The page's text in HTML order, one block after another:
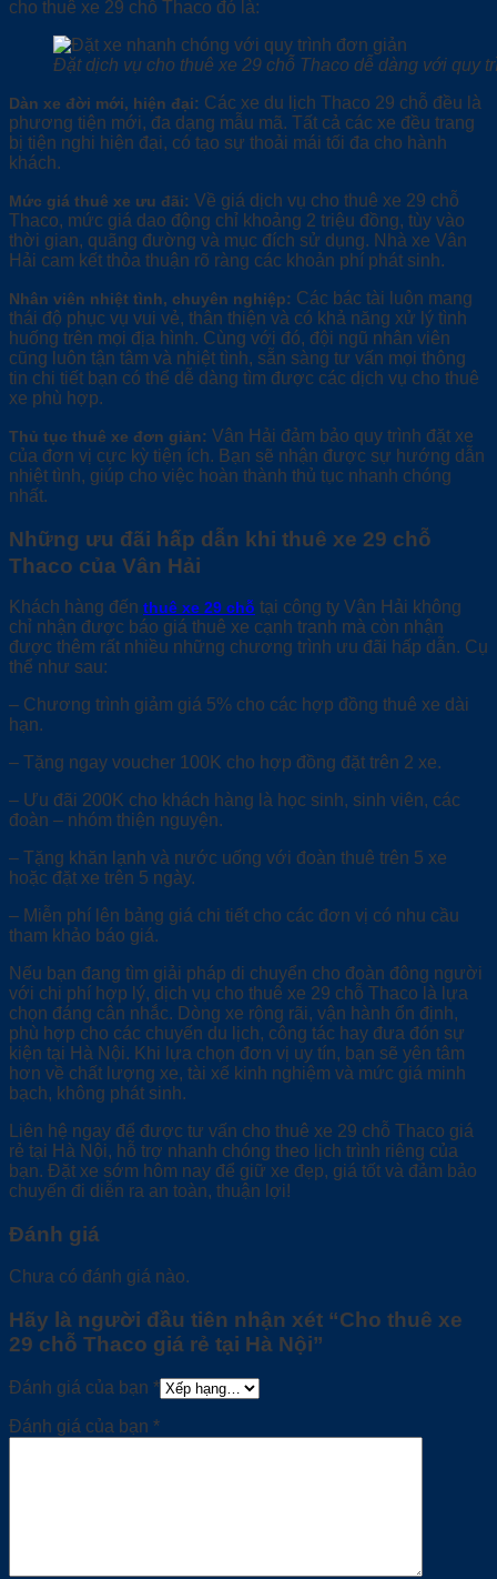
cho thuê xe 29 chỗ Thaco đó là:
Đặt dịch vụ cho thuê xe 29 chỗ Thaco dễ dàng với quy
Dàn xe đời mới, hiện đại: Các xe du lịch Thaco 29 chỗ đều là
phương tiện mới, đa dạng mẫu mã. Tất cả các xe đều trang
bị tiện nghi hiện đại, có tạo sự thoải mái tối đa cho hành
khách.
Mức giá thuê xe ưu đãi: Về giá dịch vụ cho thuê xe 29 chỗ
Thaco, mức giá dao động chỉ khoảng 2 triệu đồng, tùy vào
thời gian, quãng đường và mục đích sử dụng. Nhà xe Vân
Hải cam kết thỏa thuận rõ ràng các khoản phí phát sinh.
Nhân viên nhiệt tình, chuyên nghiệp: Các bác tài luôn mang
thái độ phục vụ vui vẻ, thân thiện và có khả năng xử lý tình
huống trên mọi địa hình. Cùng với đó, đội ngũ nhân viên
cũng luôn tận tâm và nhiệt tình, sẵn sàng tư vấn mọi thông
tin chi tiết bạn có thể dễ dàng tìm được các dịch vụ cho thuê
xe phù hợp.
Thủ tục thuê xe đơn giản: Vân Hải đảm bảo quy trình đặt xe
của đơn vị cực kỳ tiện ích. Bạn sẽ nhận được sự hướng dẫn
nhiệt tình, giúp cho việc hoàn thành thủ tục nhanh chóng
nhất.
Những ưu đãi hấp dẫn khi thuê xe 29 chỗ
Thaco của Vân Hải
Khách hàng đến thuê xe 29 chỗ tại công ty Vân Hải không
chỉ nhận được báo giá thuê xe cạnh tranh mà còn nhận
được thêm rất nhiều những chương trình ưu đãi hấp dẫn. Cụ
thể như sau:
– Chương trình giảm giá 5% cho các hợp đồng thuê xe dài
hạn.
– Tặng ngay voucher 100K cho hợp đồng đặt trên 2 xe.
– Ưu đãi 200K cho khách hàng là học sinh, sinh viên, các
đoàn – nhóm thiện nguyện.
– Tặng khăn lạnh và nước uống với đoàn thuê trên 5 xe
hoặc đặt xe trên 5 ngày.
– Miễn phí lên bảng giá chi tiết cho các đơn vị có nhu cầu
tham khảo báo giá.
Nếu bạn đang tìm giải pháp di chuyển cho đoàn đông người
với chi phí hợp lý, dịch vụ cho thuê xe 29 chỗ Thaco là lựa
chọn đáng cân nhắc. Dòng xe rộng rãi, vận hành ổn định,
phù hợp cho các chuyến du lịch, công tác hay đưa đón sự
kiện tại Hà Nội. Khi lựa chọn đơn vị uy tín, bạn sẽ yên tâm
hơn về chất lượng xe, tài xế kinh nghiệm và mức giá minh
bạch, không phát sinh.
Liên hệ ngay để được tư vấn cho thuê xe 29 chỗ Thaco giá
rẻ tại Hà Nội, hỗ trợ nhanh chóng theo lịch trình riêng của
bạn. Đặt xe sớm hôm nay để giữ xe đẹp, giá tốt và đảm bảo
chuyến đi diễn ra an toàn, thuận lợi!
Đánh giá
Chưa có đánh giá nào.
Hãy là người đầu tiên nhận xét “Cho thuê xe
29 chỗ Thaco giá rẻ tại Hà Nội”
Đánh giá của bạn *
Đánh giá của bạn *